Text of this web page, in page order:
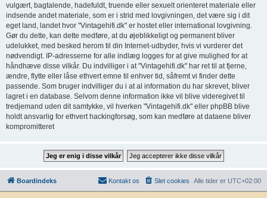
vulgært, bagtalende, hadefuldt, truende eller sexuelt orienteret materiale eller
indsende andet materiale, som er i strid med lovgivningen, det være sig i dit
eget land, landet hvor "Vintagehifi.dk" er hostet eller international lovgivning.
Gør du dette, kan dette medføre, at du øjeblikkeligt og permanent bliver
udelukket, med besked herom til din Internet-udbyder, hvis vi vurderer det
nødvendigt. IP-adresserne for alle indlæg logges for at give mulighed for at
håndhæve disse vilkår. Du indvilliger i at "Vintagehifi.dk" har ret til at fjerne,
ændre, flytte eller låse ethvert emne til enhver tid, såfremt vi finder dette
passende. Som bruger indvilliger du i at al information du har skrevet, bliver
lagret i en database. Selvom denne information ikke vil blive videregivet til
tredjemand uden dit samtykke, vil hverken "Vintagehifi.dk" eller phpBB blive
holdt ansvarlig for ethvert hackingforsøg, som kan medføre at dataene bliver
kompromitteret
Boardindeks Alle tider er UTC+02:00
Slet cookies
Kontakt os